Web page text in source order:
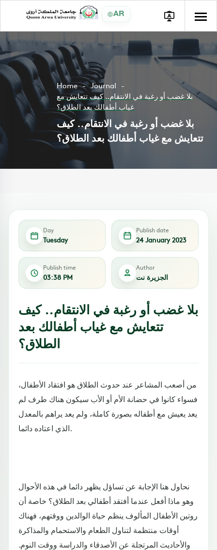
AR
Home
Journal
بلا غضب أو رغبة في الانتقام.. كيف تتعايش مع
غياب أطفالك بعد الطلاق؟
بلا غضب أو رغبة في الانتقام.. كيف
تتعايش مع غياب أطفالك بعد الطلاق؟
Day
Tuesday
Publish date
24 January 2023
Publish time
03:38 PM
Author
الجزيرة نت
بلا غضب أو رغبة في الانتقام.. كيف
تتعايش مع غياب أطفالك بعد
الطلاق؟
من أصعب المشاعر عند حدوث الطلاق هو افتقاد الأطفال،
فسواء كانوا في حضانة الأم أو الأب سيكون هناك طرف لم
يعد يعيش مع أطفاله بصورة كاملة، ولم يعد يراهم بالمعدل
الذي اعتاده دائما.
نحاول هنا الإجابة عن تساؤل يظهر دائما في هذه الأحوال
وهو ماذا أفعل عندما أفتقد أطفالي بعد الطلاق؟ خاصة أن
روتين الأطفال المألوف ينظم حياة الوالدين ووقتهم، فهناك
أوقات منتظمة لتناول الطعام والاستحمام والمذاكرة
والأحاديث المرتجلة عن الأصدقاء والدراسة ووقت النوم.